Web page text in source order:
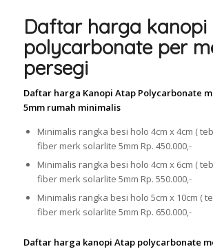
Daftar harga kanopi
polycarbonate per
persegi
Daftar harga Kanopi Atap Polycarbonate
5mm rumah minimalis
Minimalis rangka besi holo 4cm x 4cm (
fiber merk solarlite 5mm Rp. 450.000,-
Minimalis rangka besi holo 4cm x 6cm (
fiber merk solarlite 5mm Rp. 550.000,-
Minimalis rangka besi holo 5cm x 10cm (
fiber merk solarlite 5mm Rp. 650.000,-
Daftar harga kanopi Atap polycarbonate